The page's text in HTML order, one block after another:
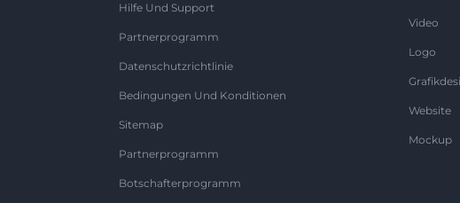
Hilfe Und Support
Partnerprogramm
Datenschutzrichtlinie
Bedingungen Und Konditionen
Sitemap
Partnerprogramm
Botschafterprogramm
Video
Logo
Website
Mockup